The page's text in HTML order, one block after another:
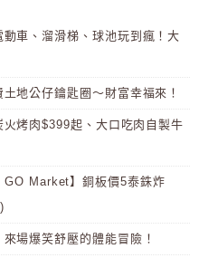
車、溜滑梯、球池玩到瘋！大
地公仔鑰匙圈～財富幸福來！
烤肉$399起、大口吃肉自製牛
Market】銅板價5泰銖炸
場爆笑舒壓的體能冒險！